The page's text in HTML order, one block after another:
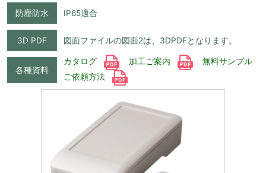
防塵防水 IP65適合
3D PDF 図面ファイルの図面2は、3DPDFとなります。
各種資料
カタログ 加工ご案内
無料サンプル
ご依頼方法